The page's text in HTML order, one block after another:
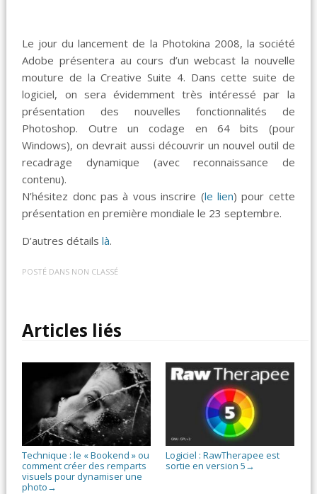
Le jour du lancement de la Photokina 2008, la société
Adobe présentera au cours d’un webcast la nouvelle
mouture de la Creative Suite 4. Dans cette suite de
logiciel, on sera évidemment très intéressé par la
présentation des nouvelles fonctionnalités de
Photoshop. Outre un codage en 64 bits (pour
Windows), on devrait aussi découvrir un nouvel outil de
recadrage dynamique (avec reconnaissance de
contenu).
N’hésitez donc pas à vous inscrire (le lien) pour cette
présentation en première mondiale le 23 septembre.
D’autres détailslà.
POSTÉ DANS NON CLASSÉ
Articles liés
Technique : le « Bookend » ou
comment créer des remparts
visuels pour dynamiser une
photo →
Logiciel : RawTherapee est
sortie en version 5 →